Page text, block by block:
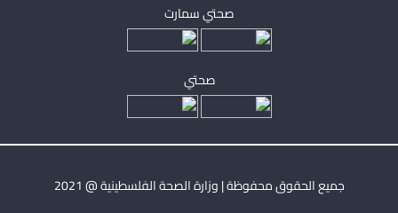
صحتي سمارت
صحتي
جميع الحقوق محفوظة | وزارة الصحة الفلسطينية @ 2021